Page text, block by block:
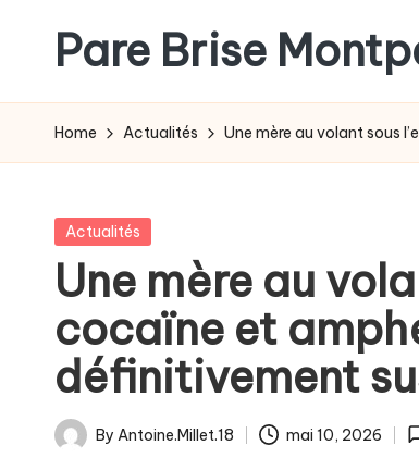
content
Pare Brise
Home Actualités Une mère au volant sous
Posted
Actualités
Une mère au
cocaïne et
définitivement
Posted
By Antoine.Millet.18 mai 10, 2026